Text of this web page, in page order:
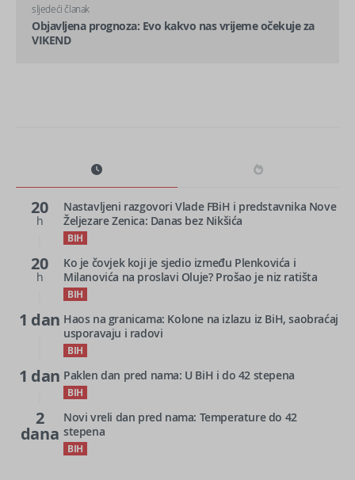
sljedeći članak
Objavljena prognoza: Evo kakvo nas vrijeme očekuje za
VIKEND
20
h
Nastavljeni razgovori Vlade FBiH i predstavnika Nove
Željezare Zenica: Danas bez Nikšića
BIH
20
h
Ko je čovjek koji je sjedio između Plenkovića i
Milanovića na proslavi Oluje? Prošao je niz ratišta
BIH
1 dan Haos na granicama: Kolone na izlazu iz BiH, saobraćaj
usporavaju i radovi
BIH
1 dan Paklen dan pred nama: U BiH i do 42 stepena
BIH
2
dana
Novi vreli dan pred nama: Temperature do 42
stepena
BIH